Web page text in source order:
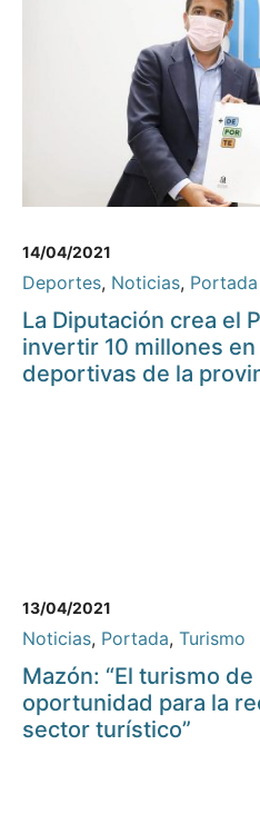
14/04/2021
Deportes, Noticias, Portada
La Diputación crea el
invertir 10 millones
deportivas de la
13/04/2021
Noticias, Portada, Turismo
Mazón: “El turismo
oportunidad para la
sector turístico”